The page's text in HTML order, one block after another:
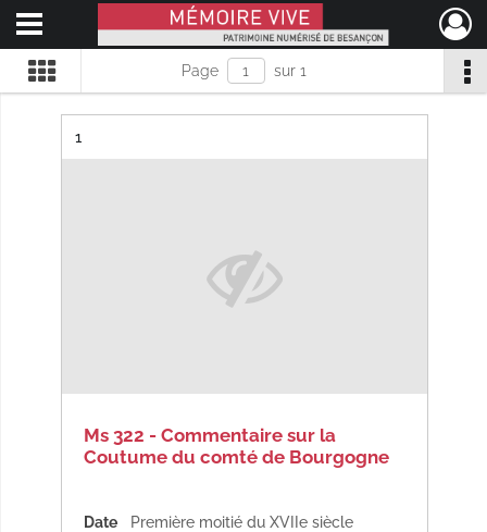
Mémoire Vive patrimoine numérisé de Besançon
Ouvrir le menu déroulant
Page sur 1
Résultat n°
1
Ms 322 - Commentaire sur la
Coutume du comté de Bourgogne
Date Première moitié du XVIIe siècle